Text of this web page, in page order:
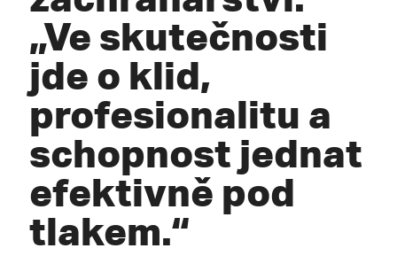
„Ve skutečnosti
jde o klid,
profesionalitu a
schopnost jednat
efektivně pod
tlakem.“